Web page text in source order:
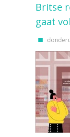
Britse
gaat